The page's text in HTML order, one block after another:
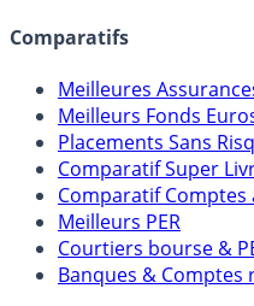
Comparatifs
Meilleures
Meilleurs Fonds
Placements Sans
Comparatif Super
Comparatif Comptes
Meilleurs PER
Courtiers bourse &
Banques & Comptes